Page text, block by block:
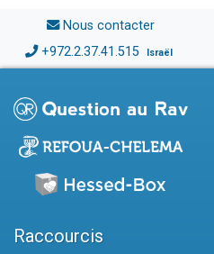
Nous contacter
+972.2.37.41.515 Israël
Raccourcis